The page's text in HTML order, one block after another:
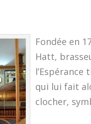
Fondée en
Hatt,
l’Espérance
qui lui fait
clocher,